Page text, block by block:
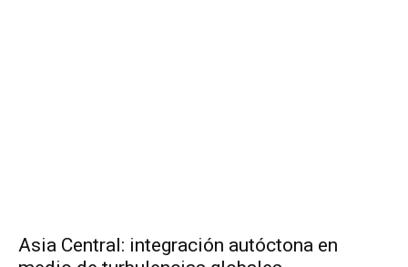
Asia Central: integración autóctona en